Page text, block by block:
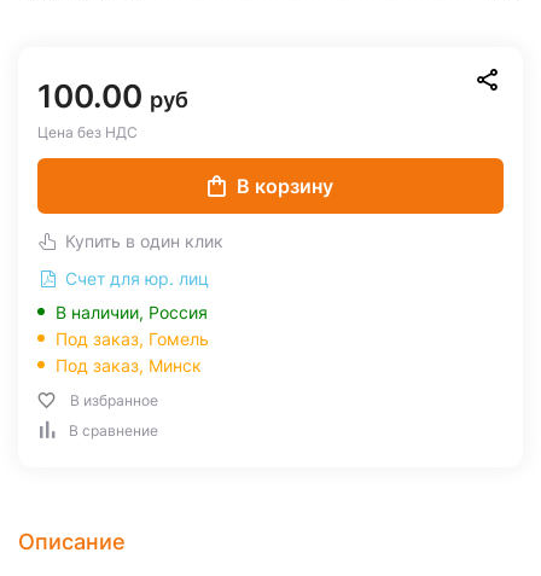
100.00 руб
Цена без НДС
В корзину
Купить в один клик
Счет для юр. лиц
В наличии, Россия
Под заказ, Гомель
Под заказ, Минск
В избранное
В сравнение
Описание